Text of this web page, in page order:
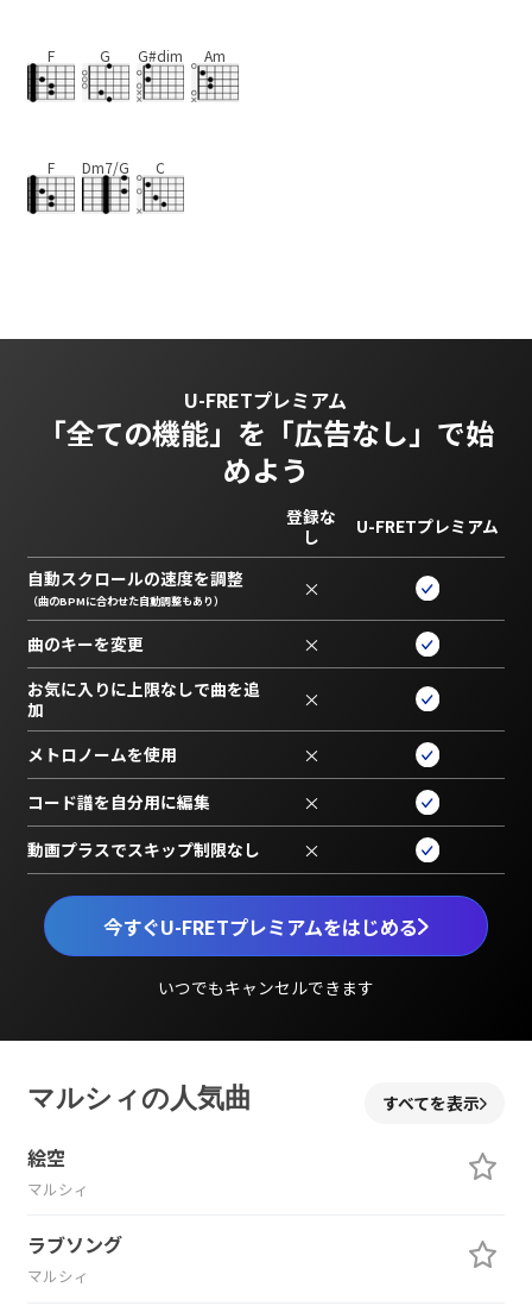
F G G#dim Am
F Dm7/G C
U-FRETプレミアム
「全ての機能」を 「広告なし」で始
めよう
今すぐU-FRETプレミアムをはじめる
いつでもキャンセルできます
登録な
し
U-FRETプレミアム
自動スクロールの速度を調整
（曲のBPMに合わせた自動調整もあり） ×
曲のキーを変更 ×
お気に入りに上限なしで曲を追
加
×
メトロノームを使用 ×
コード譜を自分用に編集 ×
動画プラスでスキップ制限なし ×
マルシィの人気曲 すべてを表示
絵空
マルシィ
ラブソング
マルシィ